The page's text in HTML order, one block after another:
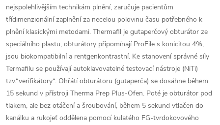
nejspolehlivějším technikám plnění, zaručuje pacientům
třídimenzionální zaplnění za necelou polovinu času potřebného k
plnění klasickými metodami. Thermafil je gutaperčový obturátor ze
speciálního plastu, obturátory připomínají ProFile s konicitou 4%,
jsou biokompatibilní a rentgenkontrastní. Ke stanovení správné síly
Termafilu se používají autoklavovatelné testovací nástroje (NiTi)
tzv.“verifikátory“. Ohřátí obturátoru (gutaperča) se dosáhne během
15 sekund v přístroji Therma Prep Plus-Ofen. Poté je obturátor pod
tlakem, ale bez otáčení a šroubování, během 5 sekund vtlačen do
kanálku a rukojeť oddělena pomocí kulatého FG-tvrdokovového